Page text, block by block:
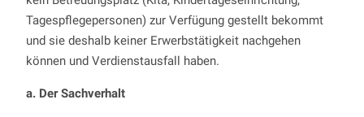
Tagespflegepersonen) zur Verfügung gestellt bekommt
und sie deshalb keiner Erwerbstätigkeit nachgehen
können und Verdienstausfall haben.
a. Der Sachverhalt